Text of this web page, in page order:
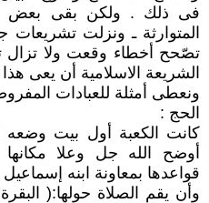
فى ذلك . ولكن بقى بعض
المتوارثة ـ ونزلت
تصّحح أخطاء وقعت ولا
الشريعة الاسلامية أن يعى
ونعطى أمثلة للعبادات
الحج :
كانت الكعبة أول بيت وضعه
أوضح الله جل وعلا مكانها
قواعدها بمعاونة ابنه